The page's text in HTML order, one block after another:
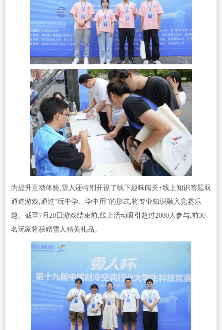
为提升互动体验,雪人还特别开设了线下趣味闯关+线上知识答题双
通道游戏,通过“玩中学、学中用”的形式,将专业知识融入竞赛乐
趣。截至7月20日游戏结束前,线上活动吸引超过2000人参与,前30
名玩家将获赠雪人精美礼品。